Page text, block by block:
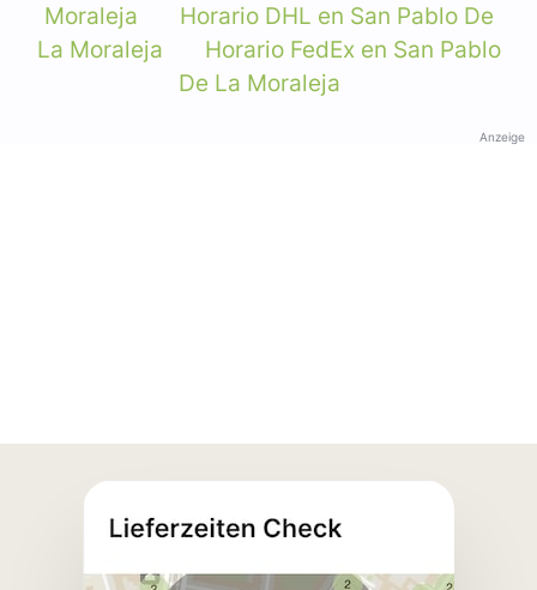
Moraleja
Horario DHL en San Pablo De
La Moraleja
Horario FedEx en San Pablo
De La Moraleja
Anzeige